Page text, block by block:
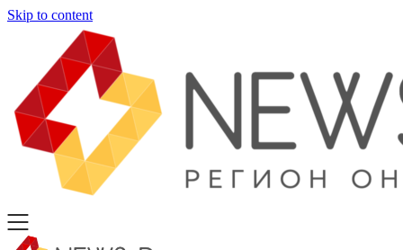
Skip to content